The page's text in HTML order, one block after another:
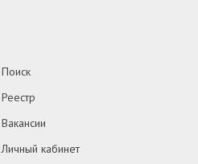
Поиск
Реестр
Вакансии
Личный кабинет